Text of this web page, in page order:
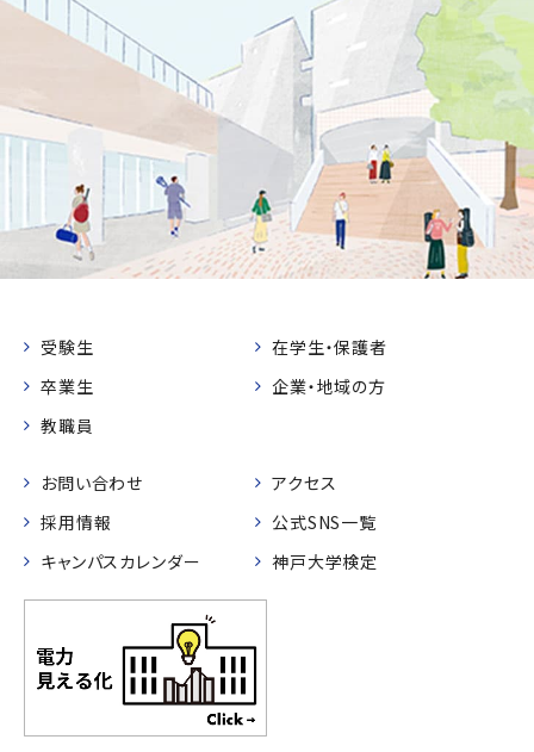
受験生
在学生・保護者
卒業生
企業・地域の方
教職員
お問い合わせ
アクセス
採用情報
公式SNS一覧
キャンパスカレンダー
神戸大学検定